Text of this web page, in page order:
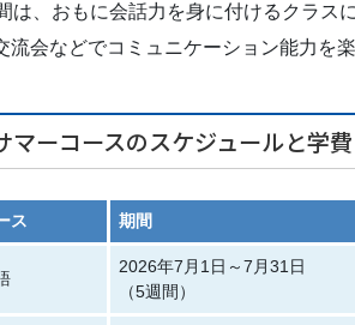
は、おもに会話力を身に付けるクラス
流会などでコミュニケーション能力を
マーコースのスケジュールと学費
ス 期間
2026年7月1日～7月31日
（5週間）